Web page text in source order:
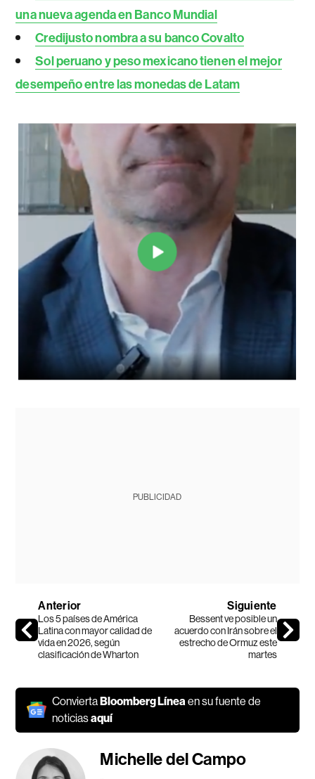
una nueva agenda en Banco Mundial
Credijusto nombra a su banco Covalto
Sol peruano y peso mexicano tienen el mejor
desempeño entre las monedas de Latam
PUBLICIDAD
Anterior
Los 5 países de América
Latina con mayor calidad de
vida en 2026, según
clasificación de Wharton
Siguiente
Bessent ve posible un
acuerdo con Irán sobre el
estrecho de Ormuz este
martes
ConviertaBloomberg Línea en su fuente de
noticiasaquí
Michelle del Campo